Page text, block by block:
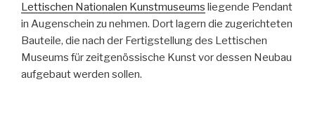
Lettischen Nationalen Kunstmuseums liegende Pendant
in Augenschein zu nehmen. Dort lagern die zugerichteten
Bauteile, die nach der Fertigstellung des Lettischen
Museums für zeitgenössische Kunst vor dessen Neubau
aufgebaut werden sollen.